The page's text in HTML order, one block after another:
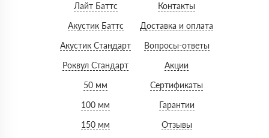
Лайт Баттс
Акустик Баттс
Акустик Стандарт
Роквул Стандарт
50 мм
100 мм
150 мм
Контакты
Доставка и оплата
Вопросы-ответы
Акции
Сертификаты
Гарантии
Отзывы